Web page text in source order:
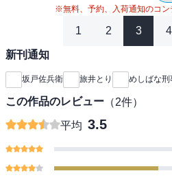
※無料、予約、入荷通知のコン
1 2 3 4
新刊通知
坂戸佐兵衛 旅井とり めしばな刑
この作品のレビュー （2件）
平均 3.5